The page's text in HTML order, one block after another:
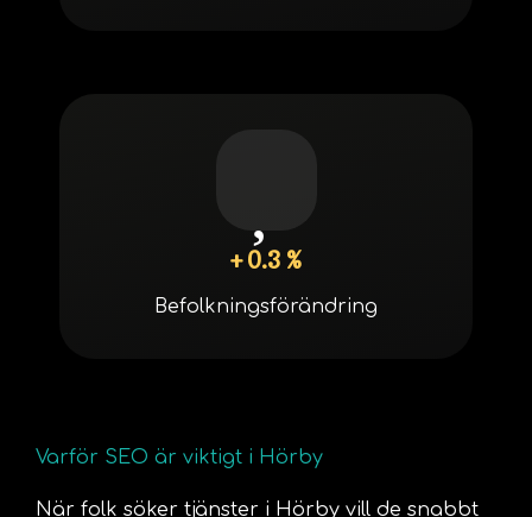
+ 0.3 %
Befolkningsförändring
Varför SEO är viktigt i Hörby
När folk söker tjänster i Hörby vill de snabbt